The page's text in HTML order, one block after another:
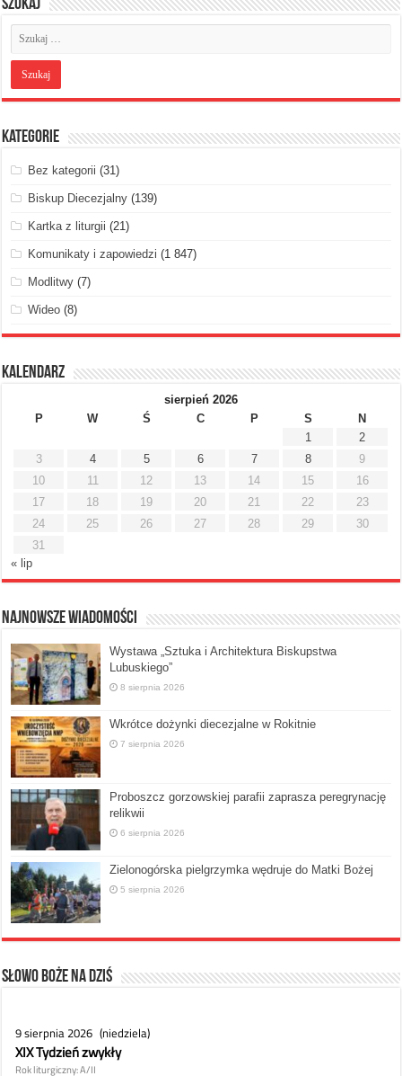
Szukaj
Kategorie
Bez kategorii (31)
Biskup Diecezjalny (139)
Kartka z liturgii (21)
Komunikaty i zapowiedzi (1 847)
Modlitwy (7)
Wideo (8)
Kalendarz
sierpień 2026
P
W Ś C P S
N
1
2
3
4 5 6 7 8
9
10
11 12 13 14 15
16
17
18 19 20 21 22
23
24
25 26 27 28 29
30
31
« lip
Najnowsze Wiadomości
Wystawa „Sztuka i Architektura Biskupstwa
Lubuskiego”
8 sierpnia 2026
Wkrótce dożynki diecezjalne w Rokitnie
7 sierpnia 2026
Proboszcz gorzowskiej parafii zaprasza peregrynację
relikwii
6 sierpnia 2026
Zielonogórska pielgrzymka wędruje do Matki Bożej
5 sierpnia 2026
Słowo Boże na dziś